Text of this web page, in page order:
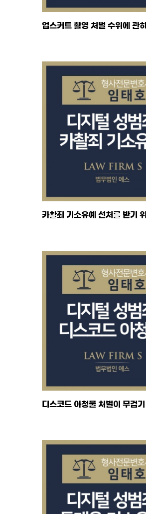
업스커트 촬영 처벌 수위에 관
카촬죄 기소유예 선처를 받기
디스코드 아청물 처벌이 무겁기